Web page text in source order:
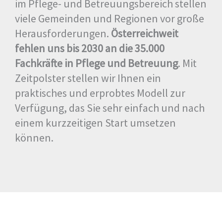
im Pflege- und Betreuungsbereich stellen
viele Gemeinden und Regionen vor große
Herausforderungen. Österreichweit
fehlen uns bis 2030 an die 35.000
Fachkräfte in Pflege und Betreuung. Mit
Zeitpolster stellen wir Ihnen ein
praktisches und erprobtes Modell zur
Verfügung, das Sie sehr einfach und nach
einem kurzzeitigen Start umsetzen
können.